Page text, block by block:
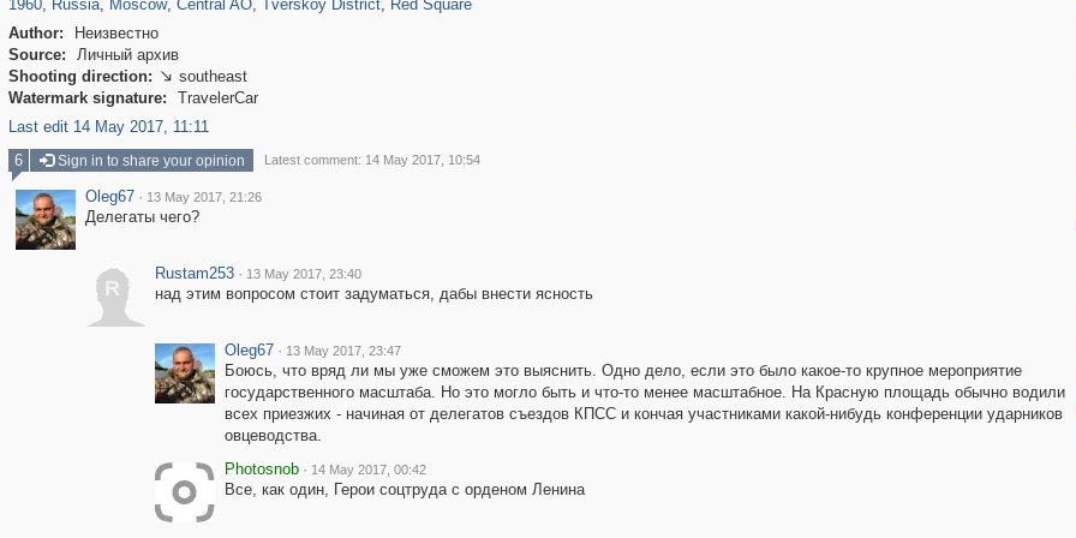
1960, Russia, Moscow, Central AO, Tverskoy District, Red Square
Author:
Неизвестно
Source:
Личный архив
Shooting direction:  southeast
Watermark signature:
TravelerCar
Last edit 14 May 2017, 11:11
29
4
6 Sign in to share your opinion Latest comment: 14 May 2017, 10:54
Oleg67 · 13 May 2017, 21:26
Делегаты чего?
R
Rustam253 · 13 May 2017, 23:40
над этим вопросом стоит задуматься, дабы внести ясность
Oleg67 · 13 May 2017, 23:47
Боюсь, что вряд ли мы уже сможем это выяснить. Одно дело, если это было какое-то крупное мероприятие
государственного масштаба. Но это могло быть и что-то менее масштабное. На Красную площадь обычно водили
всех приезжих - начиная от делегатов съездов КПСС и кончая участниками какой-нибудь конференции ударников
овцеводства.
Photosnob · 14 May 2017, 00:42
Все, как один, Герои соцтруда с орденом Ленина